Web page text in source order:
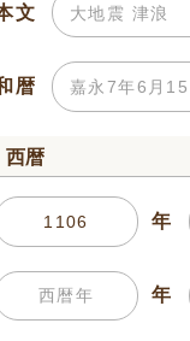
文
暦
西暦
年
年